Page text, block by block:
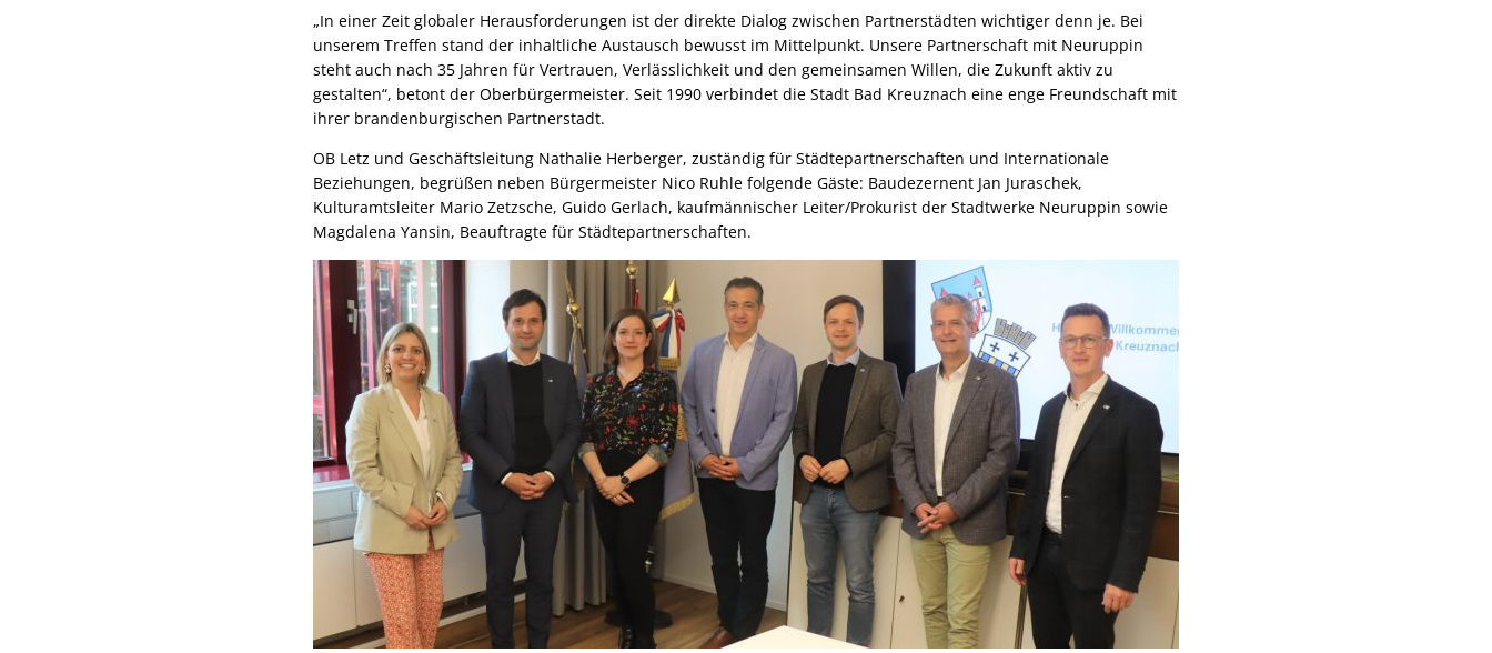
„In einer Zeit globaler Herausforderungen ist der direkte Dialog zwischen Partnerstädten wichtiger denn je. Bei
unserem Treffen stand der inhaltliche Austausch bewusst im Mittelpunkt. Unsere Partnerschaft mit Neuruppin
steht auch nach 35 Jahren für Vertrauen, Verlässlichkeit und den gemeinsamen Willen, die Zukunft aktiv zu
gestalten“, betont der Oberbürgermeister. Seit 1990 verbindet die Stadt Bad Kreuznach eine enge Freundschaft mit
ihrer brandenburgischen Partnerstadt.
OB Letz und Geschäftsleitung Nathalie Herberger, zuständig für Städtepartnerschaften und Internationale
Beziehungen, begrüßen neben Bürgermeister Nico Ruhle folgende Gäste: Baudezernent Jan Juraschek,
Kulturamtsleiter Mario Zetzsche, Guido Gerlach, kaufmännischer Leiter/Prokurist der Stadtwerke Neuruppin sowie
Magdalena Yansin, Beauftragte für Städtepartnerschaften.